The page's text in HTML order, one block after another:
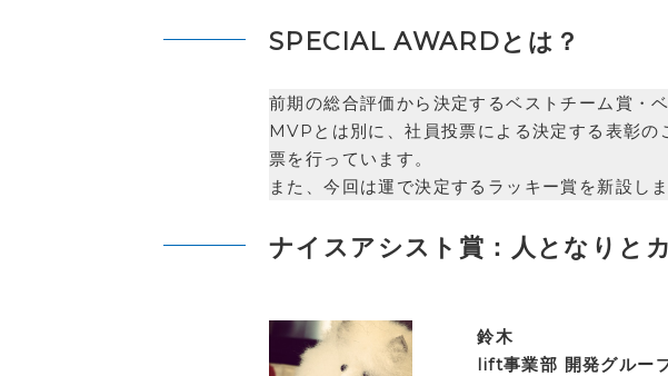
SPECIAL AWARDとは？
前期の総合評価から決定するベストチーム賞・
MVPとは別に、社員投票による決定する表彰
票を行っています。
また、今回は運で決定するラッキー賞を新設しま
ナイスアシスト賞：人となりと
鈴木
lift事業部 開発グルー